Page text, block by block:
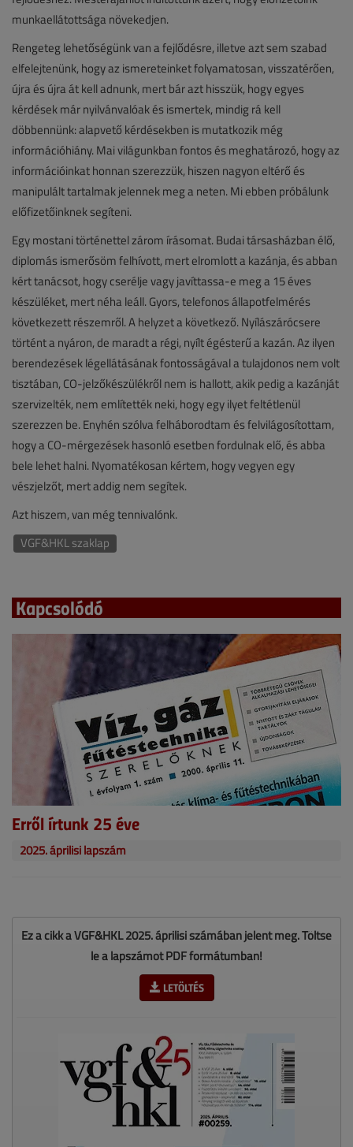
munkaellátottsága növekedjen.
Rengeteg lehetőségünk van a fejlődésre, illetve azt sem szabad
elfelejtenünk, hogy az ismereteinket folyamatosan, visszatérően,
újra és újra át kell adnunk, mert bár azt hisszük, hogy egyes
kérdések már nyilvánvalóak és ismertek, mindig rá kell
döbbennünk: alapvető kérdésekben is mutatkozik még
információhiány. Mai világunkban fontos és meghatározó, hogy az
információinkat honnan szerezzük, hiszen nagyon eltérő és
manipulált tartalmak jelennek meg a neten. Mi ebben próbálunk
előfizetőinknek segíteni.
Egy mostani történettel zárom írásomat. Budai társasházban élő,
diplomás ismerősöm felhívott, mert elromlott a kazánja, és abban
kért tanácsot, hogy cserélje vagy javíttassa-e meg a 15 éves
készüléket, mert néha leáll. Gyors, telefonos állapotfelmérés
következett részemről. A helyzet a következő. Nyílászárócsere
történt a nyáron, de maradt a régi, nyílt égésterű a kazán. Az ilyen
berendezések légellátásának fontosságával a tulajdonos nem volt
tisztában, CO-jelzőkészülékről nem is hallott, akik pedig a kazánját
szervizelték, nem említették neki, hogy egy ilyet feltétlenül
szerezzen be. Enyhén szólva felháborodtam és felvilágosítottam,
hogy a CO-mérgezések hasonló esetben fordulnak elő, és abba
bele lehet halni. Nyomatékosan kértem, hogy vegyen egy
vészjelzőt, mert addig nem segítek.
Azt hiszem, van még tennivalónk.
VGF&HKL szaklap
Kapcsolódó
Erről írtunk 25 éve
2025. áprilisi lapszám
Ez a cikk a VGF&HKL 2025. áprilisi számában jelent meg. Töltse
le a lapszámot PDF formátumban!
LETÖLTÉS